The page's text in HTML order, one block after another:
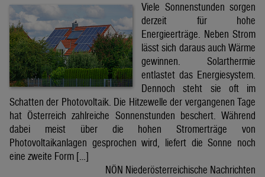
Viele Sonnenstunden sorgen
derzeit für hohe
Energieerträge. Neben Strom
lässt sich daraus auch Wärme
gewinnen. Solarthermie
entlastet das Energiesystem.
Dennoch steht sie oft im
Schatten der Photovoltaik. Die Hitzewelle der vergangenen Tage
hat Österreich zahlreiche Sonnenstunden beschert. Während
dabei meist über die hohen Stromerträge von
Photovoltaikanlagen gesprochen wird, liefert die Sonne noch
eine zweite Form […]
NÖN Niederösterreichische Nachrichten